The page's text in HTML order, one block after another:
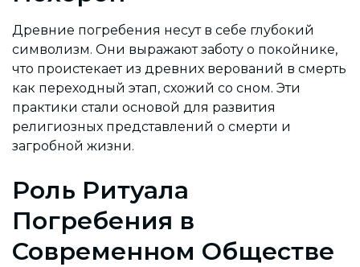
Древние погребения несут в себе глубокий
символизм. Они выражают заботу о покойнике,
что проистекает из древних верований в смерть
как переходный этап, схожий со сном. Эти
практики стали основой для развития
религиозных представлений о смерти и
загробной жизни.
Роль Ритуала
Погребения в
Современном Обществе